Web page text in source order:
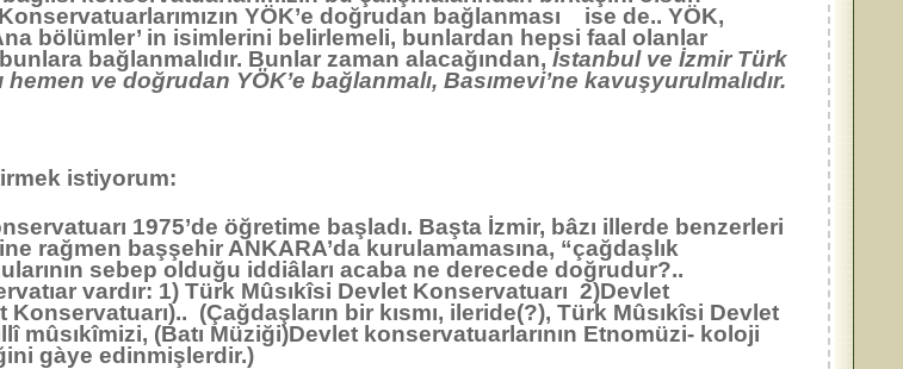
YÖK’e doğrudan bağlanması ise de.. YÖK,
bölümler’ in isimlerini belirlemeli, bunlardan hepsi faal olanlar
bağlanmalıdır. Bunlar zaman alacağından,İstanbul ve İzmir Türk
hemen ve doğrudan YÖK’e bağlanmalı, Basımevi’ne kavuşyurulmalıdır.
istiyorum:
1975’de öğretime başladı. Başta İzmir, bâzı illerde benzerleri
rağmen başşehir ANKARA’da kurulamamasına, “çağdaşlık
sebep olduğu iddiâları acaba ne derecede doğrudur?..
vardır: 1) Türk Mûsıkîsi Devlet Konservatuarı 2)Devlet
Konservatuarı).. (Çağdaşların bir kısmı, ileride(?), Türk Mûsıkîsi Devlet
mûsıkîmizi, (Batı Müziği)Devlet konservatuarlarının Etnomüzi- koloji
gàye edinmişlerdir.)